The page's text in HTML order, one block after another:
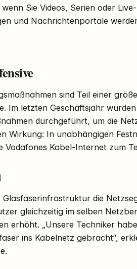
Sie Videos, Serien oder
und Nachrichtenportale
sind Teil einer
Im letzten Geschäftsjahr wurden
durchgeführt, um die
Wirkung: In unabhängigen
Vodafones Kabel-Internet zum
die
gleichzeitig im selben
erhöht. „Unsere Techniker
ins Kabelnetz gebracht“,